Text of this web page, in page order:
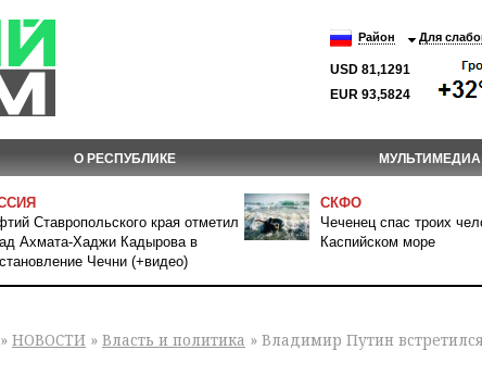
Район Для
USD 81,1291
EUR 93,5824
О РЕСПУБЛИКЕ МУЛЬТИМЕДИА
Ставропольского края отметил
Ахмата-Хаджи Кадырова в
Чечни (+видео)
СКФО
Чеченец спас троих
Каспийском море
» НОВОСТИ » Власть и политика » Владимир Путин